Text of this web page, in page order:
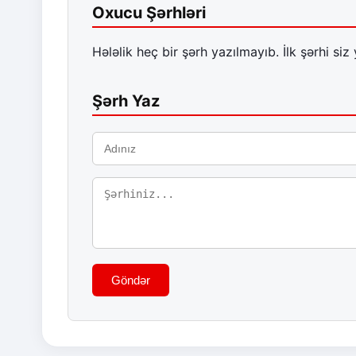
Oxucu Şərhləri
Hələlik heç bir şərh yazılmayıb. İlk şərhi siz
Şərh Yaz
Göndər